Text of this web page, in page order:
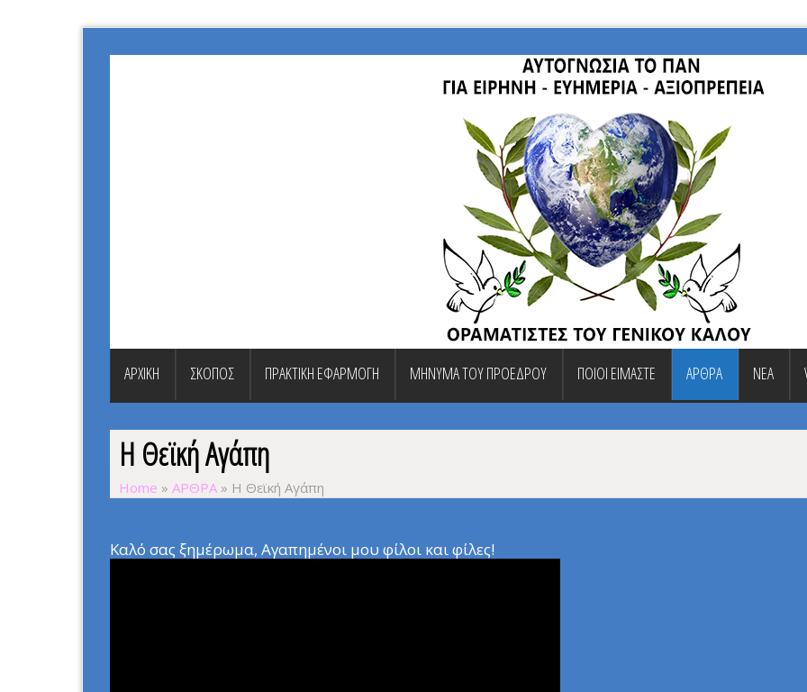
ΑΡΧΙΚΗ ΣΚΟΠΟΣ ΠΡΑΚΤΙΚΗ ΕΦΑΡΜΟΓΗ ΜΗΝΥΜΑ ΤΟΥ ΠΡΟΕΔΡΟΥ ΠΟΙΟΙ ΕΙΜΑΣΤΕ ΑΡΘΡΑ ΝΕΑ
Η Θεϊκή Αγάπη
Home » ΑΡΘΡΑ » Η Θεϊκή Αγάπη
Καλό σας ξημέρωμα, Αγαπημένοι μου φίλοι και φίλες!